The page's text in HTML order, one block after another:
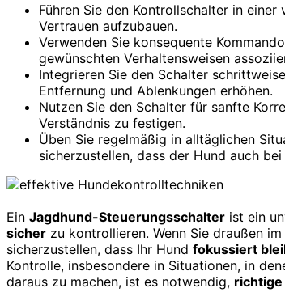
Führen Sie den Kontrollschalter in
Vertrauen aufzubauen.
Verwenden Sie konsequente
gewünschten Verhaltensweisen
Integrieren Sie den Schalter
Entfernung und Ablenkungen erhöhen.
Nutzen Sie den Schalter für sanfte
Verständnis zu festigen.
Üben Sie regelmäßig in alltäglichen
sicherzustellen, dass der Hund auch
Ein Jagdhund-Steuerungsschalter ist ein
sicher zu kontrollieren. Wenn Sie draußen
sicherzustellen, dass Ihr Hund fokussiert
Kontrolle, insbesondere in Situationen, in
daraus zu machen, ist es notwendig,